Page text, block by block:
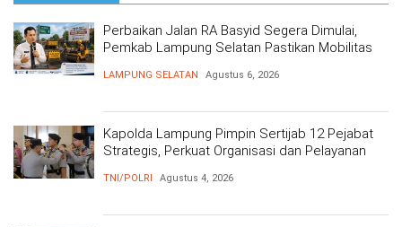
Perbaikan Jalan RA Basyid Segera Dimulai,
Pemkab Lampung Selatan Pastikan Mobilitas
LAMPUNG SELATAN Agustus 6, 2026
Kapolda Lampung Pimpin Sertijab 12 Pejabat
Strategis, Perkuat Organisasi dan Pelayanan
TNI/POLRI Agustus 4, 2026